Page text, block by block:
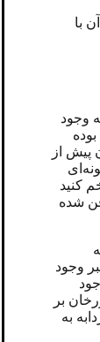
با
وجود
پیش از
کنید
شده
وجود
بر
به